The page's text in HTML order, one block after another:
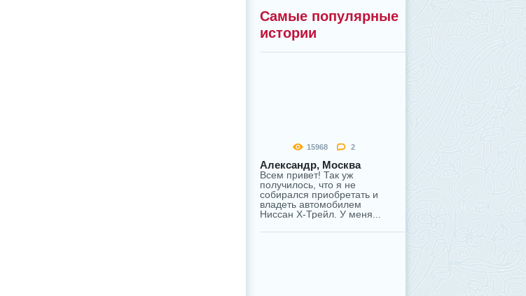
Самые популярные
истории
15968 2
Александр, Москва
Всем привет! Так уж
получилось, что я не
собирался приобретать и
владеть автомобилем
Ниссан Х-Трейл. У меня...